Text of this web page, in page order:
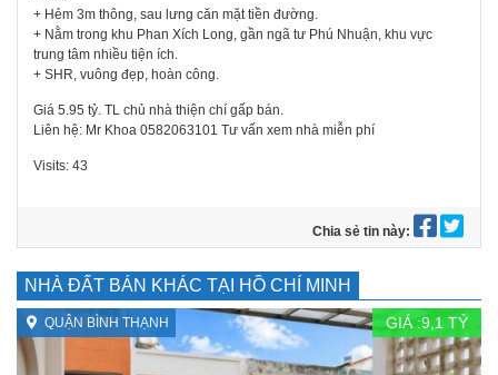
+ Hẻm 3m thông, sau lưng căn mặt tiền đường.
+ Nằm trong khu Phan Xích Long, gần ngã tư Phú Nhuận, khu vực
trung tâm nhiều tiện ích.
+ SHR, vuông đẹp, hoàn công.
Giá 5.95 tỷ. TL chủ nhà thiện chí gấp bán.
Liên hệ: Mr Khoa 0582063101 Tư vấn xem nhà miễn phí
Visits: 43
Chia sẻ tin này:
NHÀ ĐẤT BÁN KHÁC TẠI HỒ CHÍ MINH
QUẬN BÌNH THẠNH GIÁ :9,1 TỶ